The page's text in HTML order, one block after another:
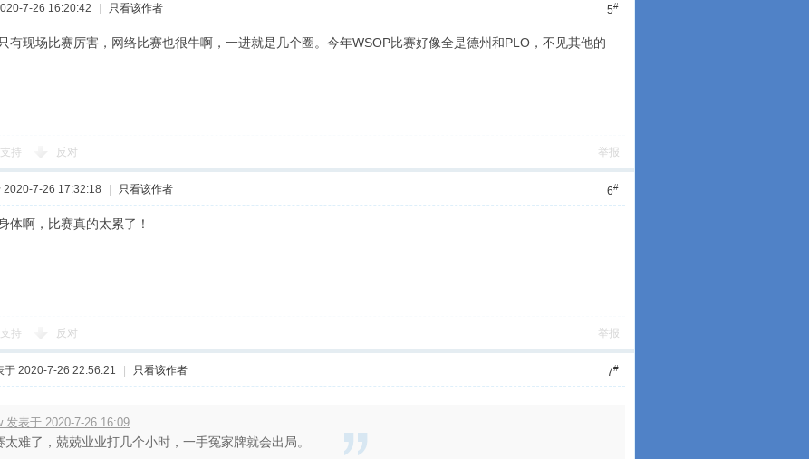
5#
7-26 16:20:42 只看该作者
有现场比赛厉害，网络比赛也很牛啊，一进就是几个圈。今年WSOP比赛好像全是德州和PLO，不见其他的
支持 反对 举报
6#
2020-7-26 17:32:18 只看该作者
体啊，比赛真的太累了！
支持 反对 举报
7#
于 2020-7-26 22:56:21 只看该作者
发表于 2020-7-26 16:09
太难了，兢兢业业打几个小时，一手冤家牌就会出局。